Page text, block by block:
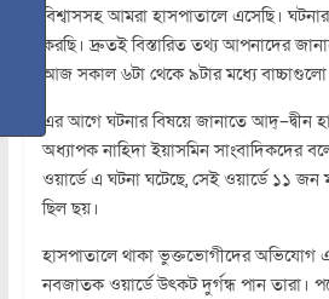
বিশ্বাসসহ আমরা হাসপাতালে এসেছি। ঘটনার
করছি। দ্রুতই বিস্তারিত তথ্য আপনাদের
আজ সকাল ৬টা থেকে ৯টার মধ্যে বাচ্চাগুলো
এর আগে ঘটনার বিষয়ে জানাতে আদ্–দ্বীন
অধ্যাপক নাহিদা ইয়াসমিন সাংবাদিকদের
ওয়ার্ডে এ ঘটনা ঘটেছে, সেই ওয়ার্ডে ১১
ছিল ছয়।
হাসপাতালে থাকা ভুক্তভোগীদের অভিযোগ
নবজাতক ওয়ার্ডে উৎকট দুর্গন্ধ পান তারা।